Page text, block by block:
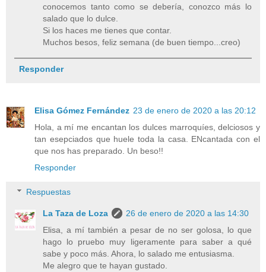
conocemos tanto como se debería, conozco más lo
salado que lo dulce.
Si los haces me tienes que contar.
Muchos besos, feliz semana (de buen tiempo...creo)
Responder
Elisa Gómez Fernández 23 de enero de 2020 a las 20:12
Hola, a mí me encantan los dulces marroquíes, delciosos y
tan esepciados que huele toda la casa. ENcantada con el
que nos has preparado. Un beso!!
Responder
Respuestas
La Taza de Loza
26 de enero de 2020 a las 14:30
Elisa, a mí también a pesar de no ser golosa, lo que
hago lo pruebo muy ligeramente para saber a qué
sabe y poco más. Ahora, lo salado me entusiasma.
Me alegro que te hayan gustado.